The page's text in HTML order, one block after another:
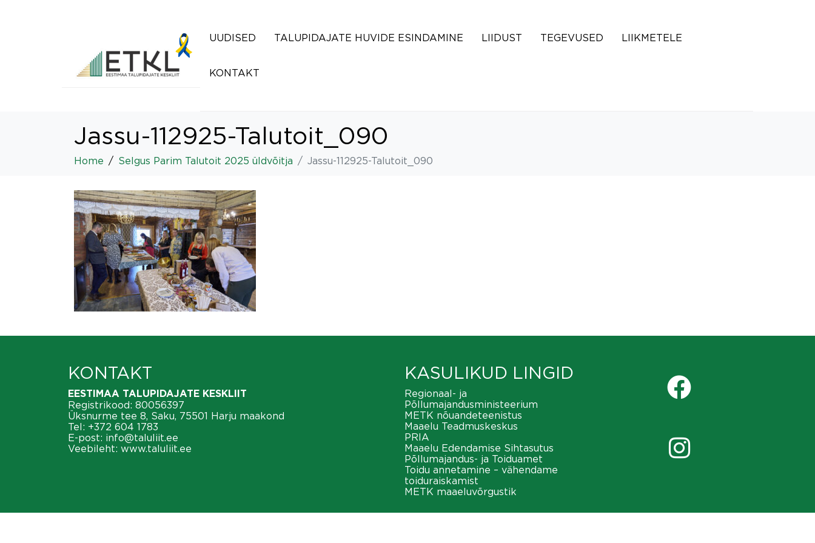
UUDISED TALUPIDAJATE HUVIDE ESINDAMINE LIIDUST TEGEVUSED LIIKMETELE
KONTAKT
Jassu-112925-Talutoit_090
Home Selgus Parim Talutoit 2025 üldvõitja Jassu-112925-Talutoit_090
KONTAKT
EESTIMAA TALUPIDAJATE KESKLIIT
Registrikood: 80056397
Üksnurme tee 8, Saku, 75501 Harju maakond
Tel: +372 604 1783
E-post: info@taluliit.ee
Veebileht: www.taluliit.ee
KASULIKUD LINGID
Regionaal- ja
Põllumajandusministeerium
METK nõuandeteenistus
Maaelu Teadmuskeskus
PRIA
Maaelu Edendamise Sihtasutus
Põllumajandus- ja Toiduamet
Toidu annetamine – vähendame
toiduraiskamist
METK maaeluvõrgustik